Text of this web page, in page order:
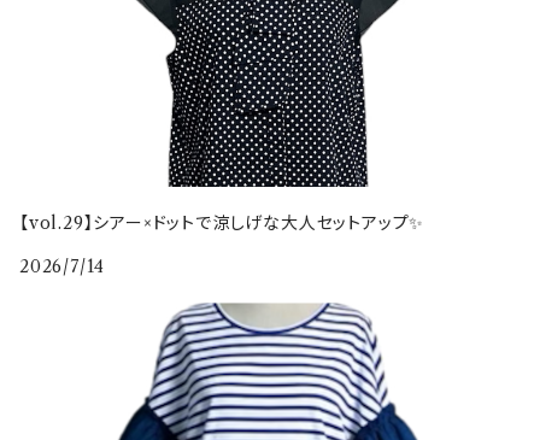
【vol.29】シアー×ドットで涼しげな大人セットアップ✨
2026/7/14